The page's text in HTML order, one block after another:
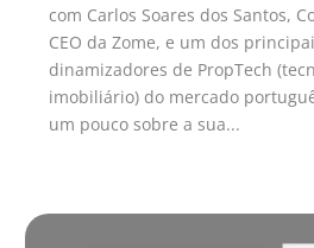
com Carlos Soares dos Santos,
CEO da Zome, e um dos
dinamizadores de PropTech
imobiliário) do mercado
um pouco sobre a sua...